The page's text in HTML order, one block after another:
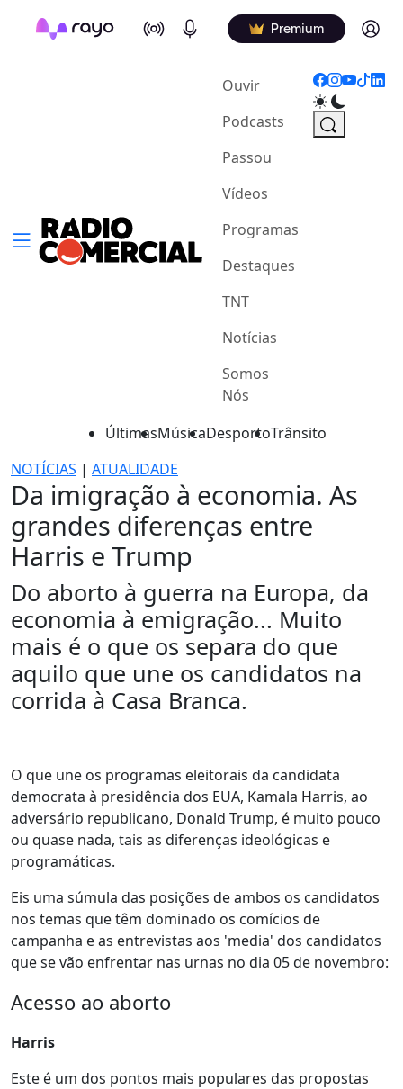
On Air Podcasts Premium Log in
Ouvir(current)
Podcasts
Passou
Vídeos
Programas
Destaques
TNT
Notícias
Somos
Nós
ÚltimasMúsicaDesportoTrânsito
NOTÍCIAS | ATUALIDADE
Da imigração à economia. As
grandes diferenças entre
Harris e Trump
Do aborto à guerra na Europa, da
economia à emigração... Muito
mais é o que os separa do que
aquilo que une os candidatos na
corrida à Casa Branca.
O que une os programas eleitorais da candidata
democrata à presidência dos EUA, Kamala Harris, ao
adversário republicano, Donald Trump, é muito pouco
ou quase nada, tais as diferenças ideológicas e
programáticas.
Eis uma súmula das posições de ambos os candidatos
nos temas que têm dominado os comícios de
campanha e as entrevistas aos 'media' dos candidatos
que se vão enfrentar nas urnas no dia 05 de novembro:
Acesso ao aborto
Harris
Este é um dos pontos mais populares das propostas